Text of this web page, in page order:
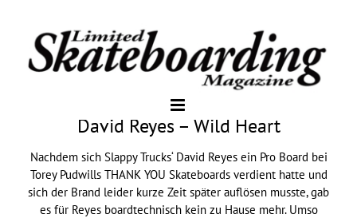
David Reyes – Wild Heart
Nachdem sich Slappy Trucks‘ David Reyes ein Pro Board bei
Torey Pudwills THANK YOU Skateboards verdient hatte und
sich der Brand leider kurze Zeit später auflösen musste, gab
es für Reyes boardtechnisch kein zu Hause mehr. Umso